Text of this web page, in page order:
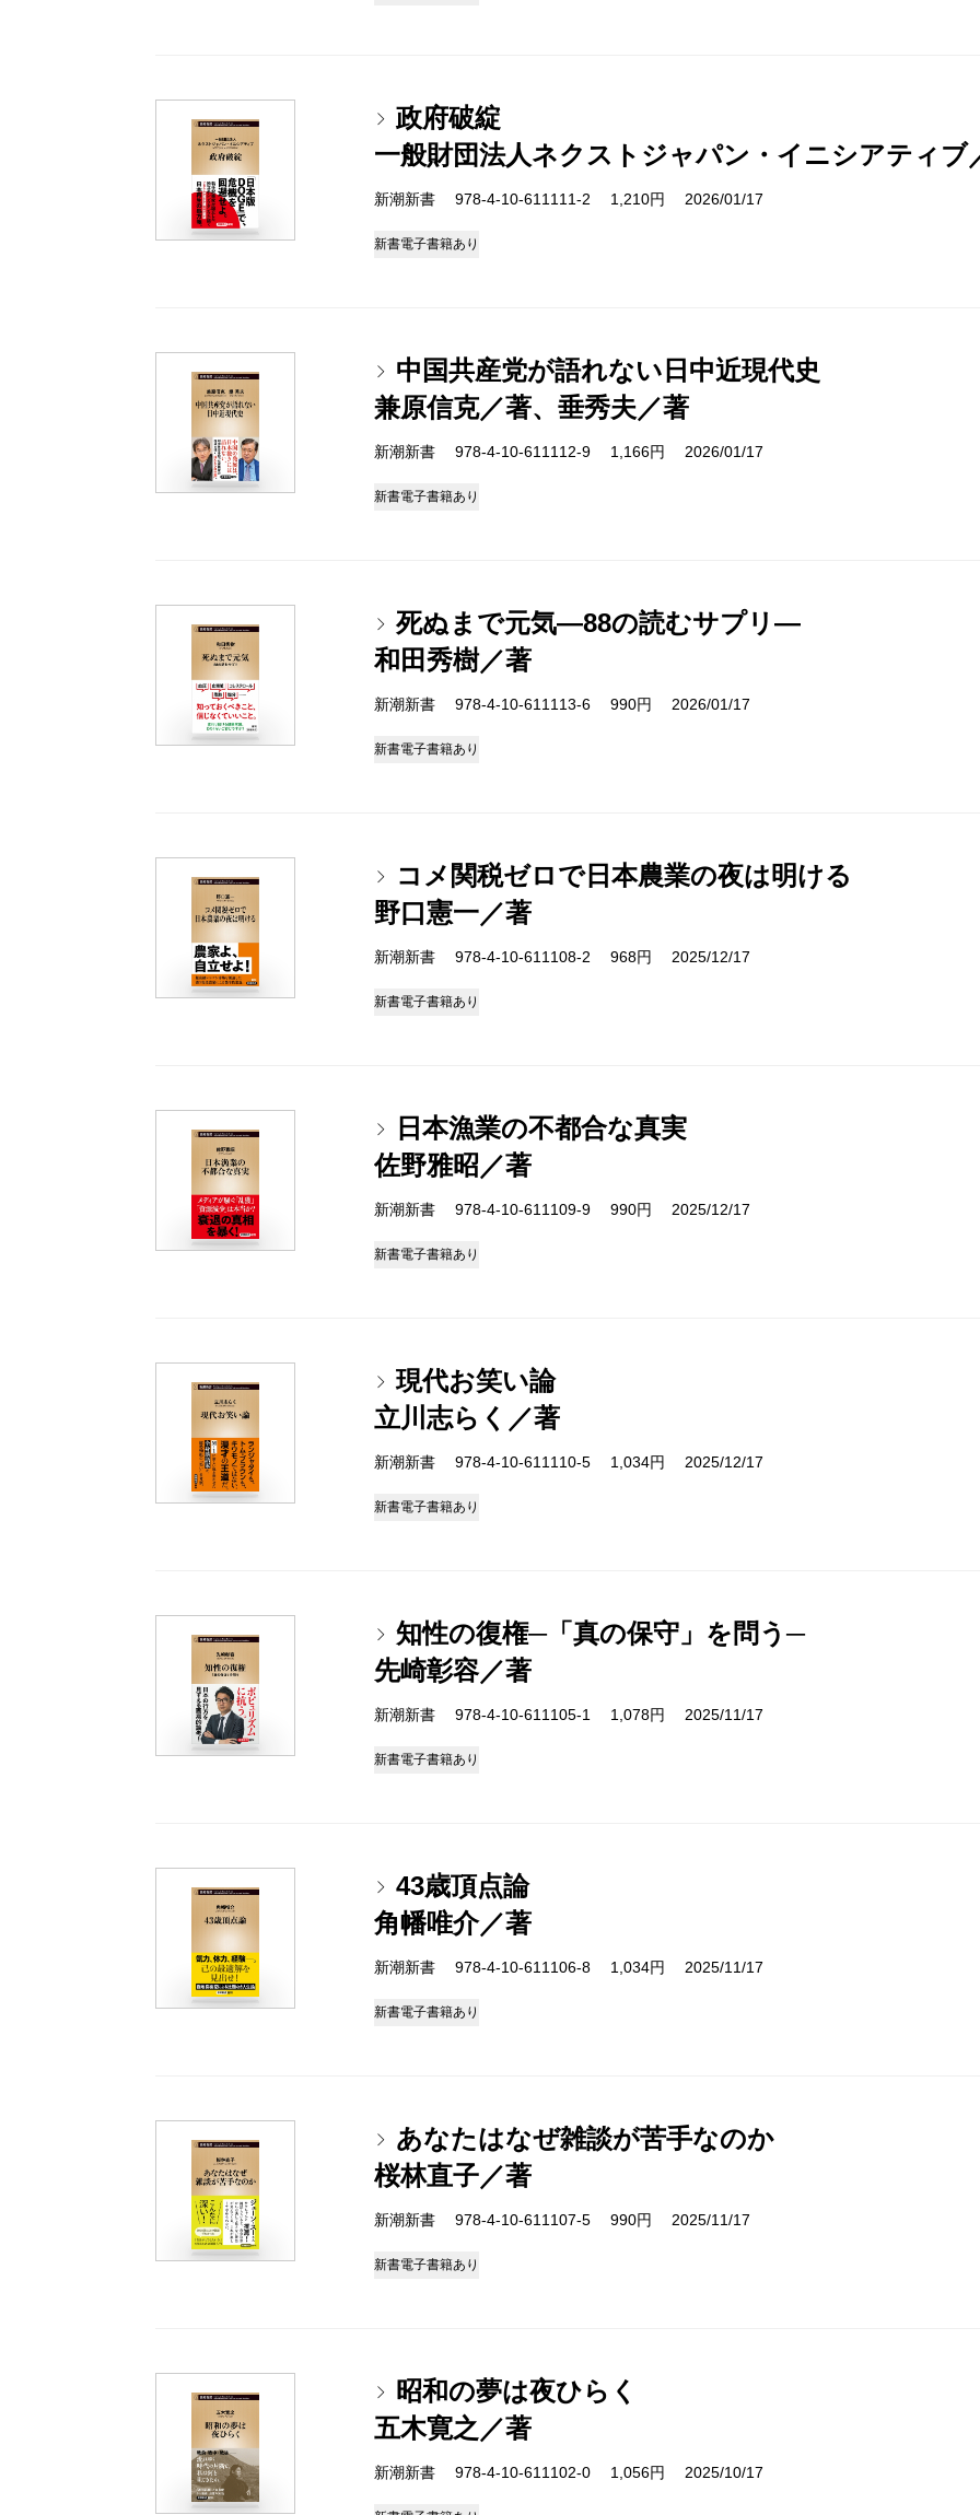
政府破綻
一般財団法人ネクストジャパン・イニシアティブ
新潮新書 978-4-10-611111-2 1,210円 2026/01/17
新書電子書籍あり
中国共産党が語れない日中近現代史
兼原信克／著、垂秀夫／著
新潮新書 978-4-10-611112-9 1,166円 2026/01/17
新書電子書籍あり
死ぬまで元気―88の読むサプリ―
和田秀樹／著
新潮新書 978-4-10-611113-6 990円 2026/01/17
新書電子書籍あり
コメ関税ゼロで日本農業の夜は明ける
野口憲一／著
新潮新書 978-4-10-611108-2 968円 2025/12/17
新書電子書籍あり
日本漁業の不都合な真実
佐野雅昭／著
新潮新書 978-4-10-611109-9 990円 2025/12/17
新書電子書籍あり
現代お笑い論
立川志らく／著
新潮新書 978-4-10-611110-5 1,034円 2025/12/17
新書電子書籍あり
知性の復権─「真の保守」を問う─
先崎彰容／著
新潮新書 978-4-10-611105-1 1,078円 2025/11/17
新書電子書籍あり
43歳頂点論
角幡唯介／著
新潮新書 978-4-10-611106-8 1,034円 2025/11/17
新書電子書籍あり
あなたはなぜ雑談が苦手なのか
桜林直子／著
新潮新書 978-4-10-611107-5 990円 2025/11/17
新書電子書籍あり
昭和の夢は夜ひらく
五木寛之／著
新潮新書 978-4-10-611102-0 1,056円 2025/10/17